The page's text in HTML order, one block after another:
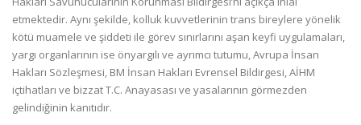
etmektedir. Aynı şekilde, kolluk kuvvetlerinin trans bireylere yönelik
kötü muamele ve şiddeti ile görev sınırlarını aşan keyfi uygulamaları,
yargı organlarının ise önyargılı ve ayrımcı tutumu, Avrupa İnsan
Hakları Sözleşmesi, BM İnsan Hakları Evrensel Bildirgesi, AİHM
içtihatları ve bizzat T.C. Anayasası ve yasalarının görmezden
gelindiğinin kanıtıdır.